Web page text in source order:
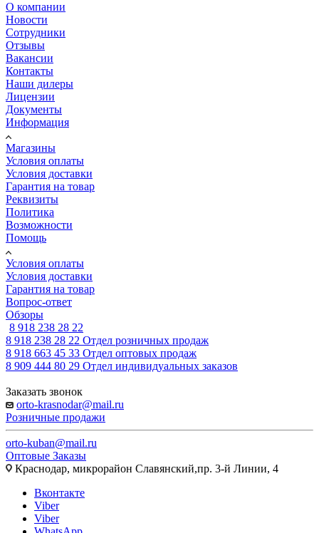
О компании
Новости
Сотрудники
Отзывы
Вакансии
Контакты
Наши дилеры
Лицензии
Документы
Информация
Магазины
Условия оплаты
Условия доставки
Гарантия на товар
Реквизиты
Политика
Возможности
Помощь
Условия оплаты
Условия доставки
Гарантия на товар
Вопрос-ответ
Обзоры
8 918 238 28 22
8 918 238 28 22 Отдел розничных продаж
8 918 663 45 33 Отдел оптовых продаж
8 909 444 80 29 Отдел индивидуальных заказов
Заказать звонок
orto-krasnodar@mail.ru
Розничные продажи
orto-kuban@mail.ru
Оптовые Заказы
Краснодар, микрорайон Славянский,пр. 3-й Линии, 4
Вконтакте
Viber
Viber